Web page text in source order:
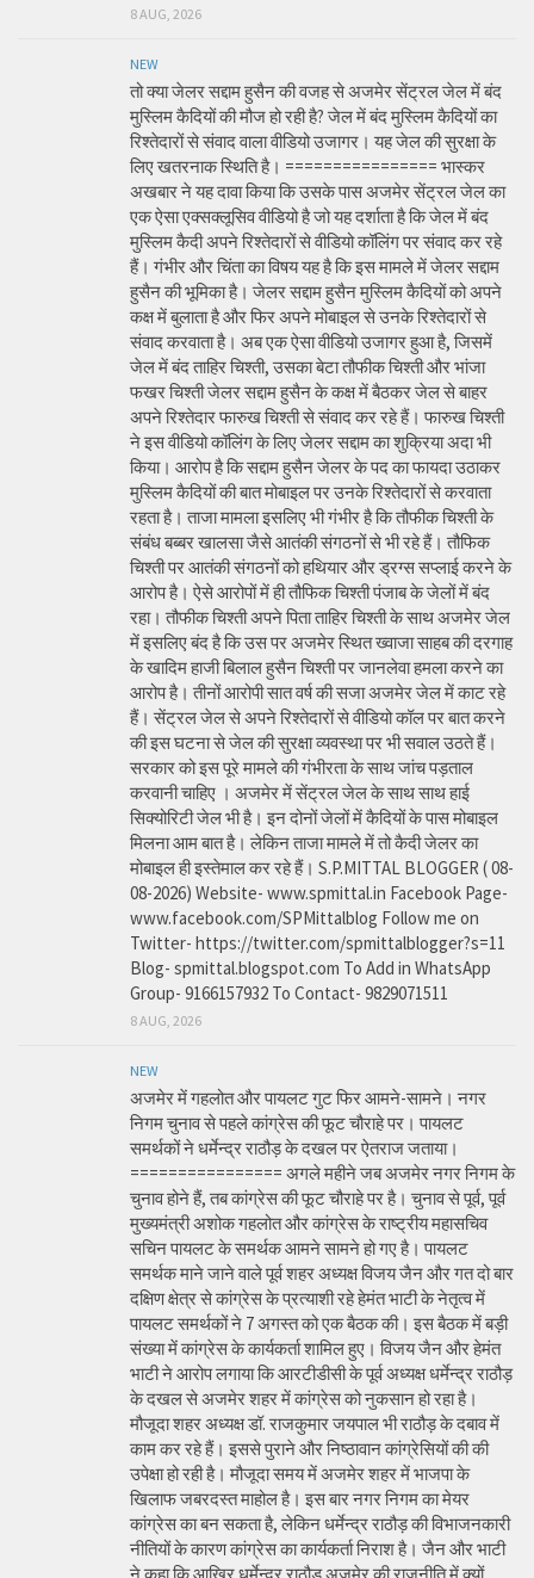
8 AUG, 2026
NEW
तो क्या जेलर सद्दाम हुसैन की वजह से अजमेर सेंट्रल जेल में बंद
मुस्लिम कैदियों की मौज हो रही है? जेल में बंद मुस्लिम कैदियों का
रिश्तेदारों से संवाद वाला वीडियो उजागर। यह जेल की सुरक्षा के
लिए खतरनाक स्थिति है। ================ भास्कर
अखबार ने यह दावा किया कि उसके पास अजमेर सेंट्रल जेल का
एक ऐसा एक्सक्लूसिव वीडियो है जो यह दर्शाता है कि जेल में बंद
मुस्लिम कैदी अपने रिश्तेदारों से वीडियो कॉलिंग पर संवाद कर रहे
हैं। गंभीर और चिंता का विषय यह है कि इस मामले में जेलर सद्दाम
हुसैन की भूमिका है। जेलर सद्दाम हुसैन मुस्लिम कैदियों को अपने
कक्ष में बुलाता है और फिर अपने मोबाइल से उनके रिश्तेदारों से
संवाद करवाता है। अब एक ऐसा वीडियो उजागर हुआ है, जिसमें
जेल में बंद ताहिर चिश्ती, उसका बेटा तौफीक चिश्ती और भांजा
फखर चिश्ती जेलर सद्दाम हुसैन के कक्ष में बैठकर जेल से बाहर
अपने रिश्तेदार फारुख चिश्ती से संवाद कर रहे हैं। फारुख चिश्ती
ने इस वीडियो कॉलिंग के लिए जेलर सद्दाम का शुक्रिया अदा भी
किया। आरोप है कि सद्दाम हुसैन जेलर के पद का फायदा उठाकर
मुस्लिम कैदियों की बात मोबाइल पर उनके रिश्तेदारों से करवाता
रहता है। ताजा मामला इसलिए भी गंभीर है कि तौफीक चिश्ती के
संबंध बब्बर खालसा जैसे आतंकी संगठनों से भी रहे हैं। तौफिक
चिश्ती पर आतंकी संगठनों को हथियार और ड्रग्स सप्लाई करने के
आरोप है। ऐसे आरोपों में ही तौफिक चिश्ती पंजाब के जेलों में बंद
रहा। तौफीक चिश्ती अपने पिता ताहिर चिश्ती के साथ अजमेर जेल
में इसलिए बंद है कि उस पर अजमेर स्थित ख्वाजा साहब की दरगाह
के खादिम हाजी बिलाल हुसैन चिश्ती पर जानलेवा हमला करने का
आरोप है। तीनों आरोपी सात वर्ष की सजा अजमेर जेल में काट रहे
हैं। सेंट्रल जेल से अपने रिश्तेदारों से वीडियो कॉल पर बात करने
की इस घटना से जेल की सुरक्षा व्यवस्था पर भी सवाल उठते हैं।
सरकार को इस पूरे मामले की गंभीरता के साथ जांच पड़ताल
करवानी चाहिए । अजमेर में सेंट्रल जेल के साथ साथ हाई
सिक्योरिटी जेल भी है। इन दोनों जेलों में कैदियों के पास मोबाइल
मिलना आम बात है। लेकिन ताजा मामले में तो कैदी जेलर का
मोबाइल ही इस्तेमाल कर रहे हैं। S.P.MITTAL BLOGGER ( 08-
08-2026) Website- www.spmittal.in Facebook Page-
www.facebook.com/SPMittalblog Follow me on
Twitter- https://twitter.com/spmittalblogger?s=11
Blog- spmittal.blogspot.com To Add in WhatsApp
Group- 9166157932 To Contact- 9829071511
8 AUG, 2026
NEW
अजमेर में गहलोत और पायलट गुट फिर आमने-सामने। नगर
निगम चुनाव से पहले कांग्रेस की फूट चौराहे पर। पायलट
समर्थकों ने धर्मेन्द्र राठौड़ के दखल पर ऐतराज जताया।
================ अगले महीने जब अजमेर नगर निगम के
चुनाव होने हैं, तब कांग्रेस की फूट चौराहे पर है। चुनाव से पूर्व, पूर्व
मुख्यमंत्री अशोक गहलोत और कांग्रेस के राष्ट्रीय महासचिव
सचिन पायलट के समर्थक आमने सामने हो गए है। पायलट
समर्थक माने जाने वाले पूर्व शहर अध्यक्ष विजय जैन और गत दो बार
दक्षिण क्षेत्र से कांग्रेस के प्रत्याशी रहे हेमंत भाटी के नेतृत्व में
पायलट समर्थकों ने 7 अगस्त को एक बैठक की। इस बैठक में बड़ी
संख्या में कांग्रेस के कार्यकर्ता शामिल हुए। विजय जैन और हेमंत
भाटी ने आरोप लगाया कि आरटीडीसी के पूर्व अध्यक्ष धर्मेन्द्र राठौड़
के दखल से अजमेर शहर में कांग्रेस को नुकसान हो रहा है।
मौजूदा शहर अध्यक्ष डॉ. राजकुमार जयपाल भी राठौड़ के दबाव में
काम कर रहे हैं। इससे पुराने और निष्ठावान कांग्रेसियों की की
उपेक्षा हो रही है। मौजूदा समय में अजमेर शहर में भाजपा के
खिलाफ जबरदस्त माहोल है। इस बार नगर निगम का मेयर
कांग्रेस का बन सकता है, लेकिन धर्मेन्द्र राठौड़ की विभाजनकारी
नीतियों के कारण कांग्रेस का कार्यकर्ता निराश है। जैन और भाटी